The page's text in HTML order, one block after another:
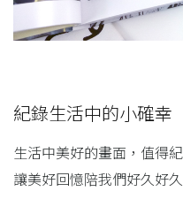
紀錄生活中的小確幸
生活中美好的畫面，值得
讓美好回憶陪我們好久好久